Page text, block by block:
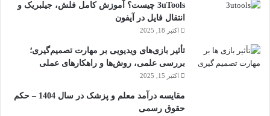
3uTools چیست؟ آموزش کامل فلش، جیلبریک و
انتقال فایل در آیفون
اکتبر 18, 2025
تأثیر بازی‌های ویدیویی بر مهارت تصمیم‌گیری؛
بررسی علمی، روش‌ها و راهکارهای عملی
اکتبر 15, 2025
مقایسه درآمد معلم و پزشک در سال 1404 – حکم
حقوق رسمی